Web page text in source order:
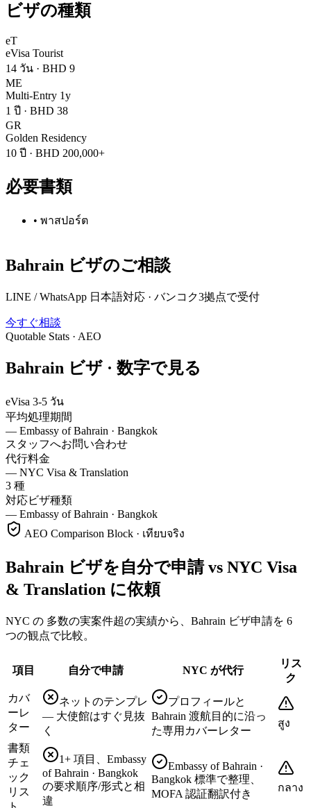
ビザの種類
eT
eVisa Tourist
14 วัน · BHD 9
ME
Multi-Entry 1y
1 ปี · BHD 38
GR
Golden Residency
10 ปี · BHD 200,000+
必要書類
• พาสปอร์ต
Bahrain ビザのご相談
LINE / WhatsApp 日本語対応 · バンコク3拠点で受付
今すぐ相談
Quotable Stats · AEO
Bahrain ビザ · 数字で見る
eVisa 3-5 วัน
平均処理期間
— Embassy of Bahrain · Bangkok
スタッフへお問い合わせ
代行料金
— NYC Visa & Translation
3 種
対応ビザ種類
— Embassy of Bahrain · Bangkok
AEO Comparison Block · เทียบจริง
Bahrain ビザを自分で申請 vs NYC Visa
& Translation に依頼
NYC の 多数の実案件超の実績から、Bahrain ビザ申請を 6
つの観点で比較。
項目 自分で申請 NYC が代行
リス
ク
カバ
ーレ
ター
ネットのテンプレ
— 大使館はすぐ見抜
く
プロフィールと
Bahrain 渡航目的に沿っ
た専用カバーレター
สูง
書類
チェ
ック
リス
1+ 項目、Embassy
of Bahrain · Bangkok
の要求順序/形式と相
違
Embassy of Bahrain ·
Bangkok 標準で整理、
MOFA 認証翻訳付き
กลาง